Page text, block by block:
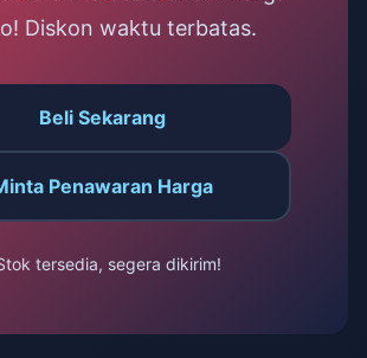
Diskon waktu terbatas.
Beli Sekarang
Penawaran Harga
tersedia, segera dikirim!